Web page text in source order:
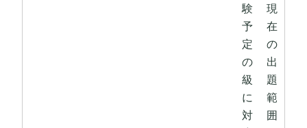
験
予
定
の
級
に
対
現
在
の
出
題
範
囲